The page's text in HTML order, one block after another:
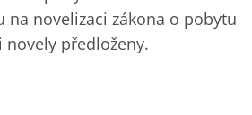
novelizaci zákona o pobytu
novely předloženy.